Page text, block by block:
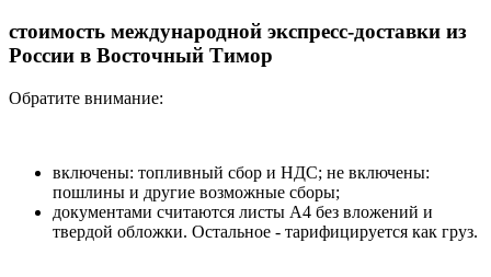
стоимость международной экспресс-доставки из
России в Восточный Тимор
Обратите внимание:
включены: топливный сбор и НДС; не включены:
пошлины и другие возможные сборы;
документами считаются листы А4 без вложений и
твердой обложки. Остальное - тарифицируется как груз.